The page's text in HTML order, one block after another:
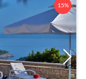
15%